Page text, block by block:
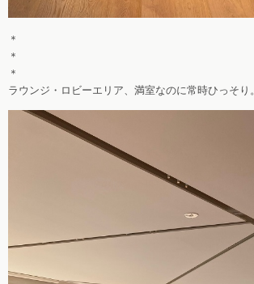
＊
＊
＊
ラウンジ・ロビーエリア、満室なのに常時ひっそり。